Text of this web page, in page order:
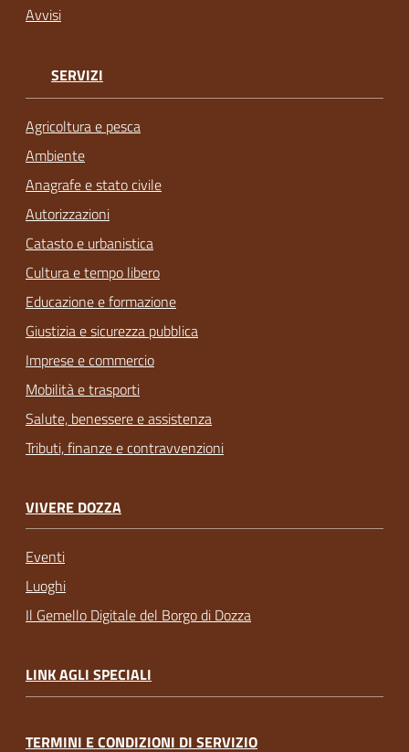
Avvisi
SERVIZI
Agricoltura e pesca
Ambiente
Anagrafe e stato civile
Autorizzazioni
Catasto e urbanistica
Cultura e tempo libero
Educazione e formazione
Giustizia e sicurezza pubblica
Imprese e commercio
Mobilità e trasporti
Salute, benessere e assistenza
Tributi, finanze e contravvenzioni
VIVERE DOZZA
Eventi
Luoghi
Il Gemello Digitale del Borgo di Dozza
LINK AGLI SPECIALI
TERMINI E CONDIZIONI DI SERVIZIO